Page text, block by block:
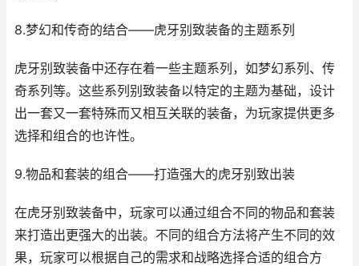
8.梦幻和传奇的结合——虎牙别致装备的主题系列
虎牙别致装备中还存在着一些主题系列，如梦幻系列、传
奇系列等。这些系列别致装备以特定的主题为基础，设计
出一套又一套特殊而又相互关联的装备，为玩家提供更多
选择和组合的也许性。
9.物品和套装的组合——打造强大的虎牙别致出装
在虎牙别致装备中，玩家可以通过组合不同的物品和套装
来打造出更强大的出装。不同的组合方法将产生不同的效
果，玩家可以根据自己的需求和战略选择合适的组合方